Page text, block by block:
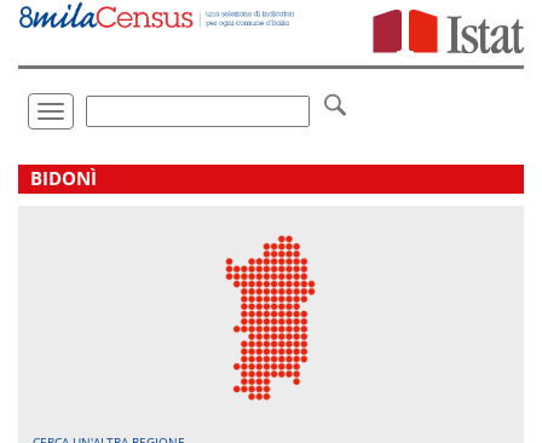
Vai
direttamente
Toggle
navigation
.
BIDONÌ